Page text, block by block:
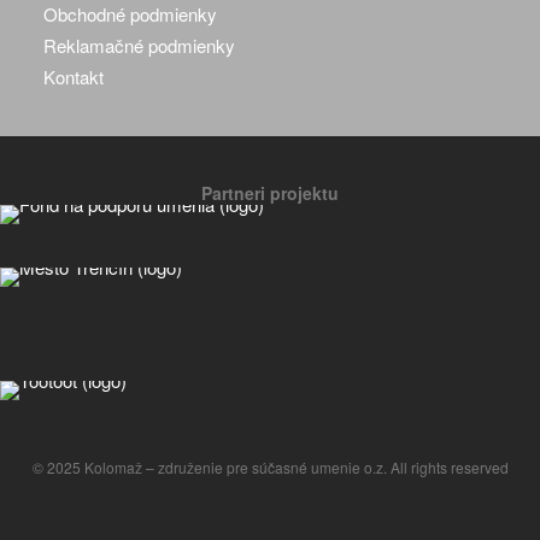
Obchodné podmienky
Reklamačné podmienky
Kontakt
Partneri projektu
© 2025 Kolomaž – združenie pre súčasné umenie o.z. All rights reserved